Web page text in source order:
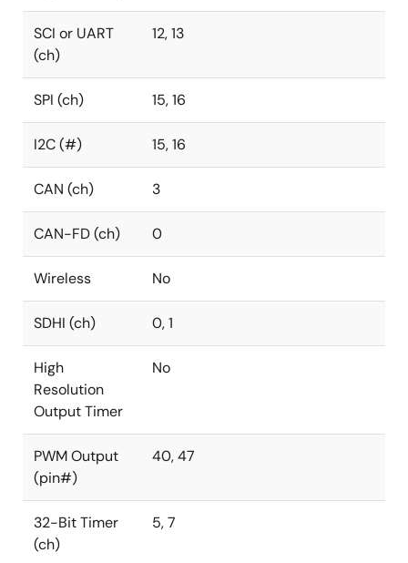
SCI or UART
(ch)
12, 13
SPI (ch) 15, 16
I2C (#) 15, 16
CAN (ch) 3
CAN-FD (ch) 0
Wireless No
SDHI (ch) 0, 1
High
Resolution
Output Timer
No
PWM Output
(pin#)
40, 47
32-Bit Timer
(ch)
5, 7